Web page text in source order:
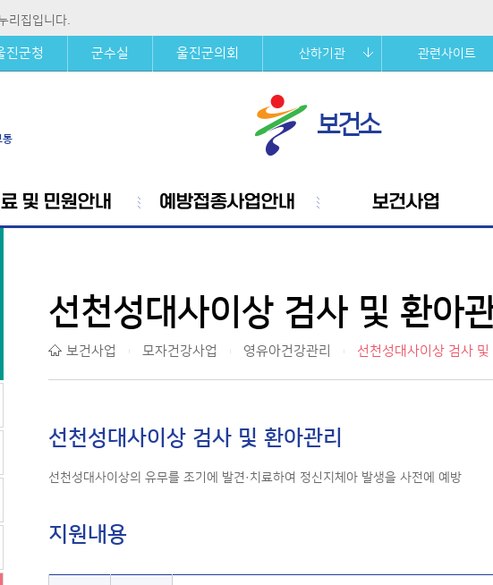
리집입니다.
진군청 군수실 울진군의회 산하기관 관련사이트
보건소
통
및 민원안내 예방접종사업안내 보건사업
선천성대사이상 검사 및 환아
보건사업 모자건강사업 영유아건강관리 선천성대사이상 검사 및
선천성대사이상 검사 및 환아관리
선천성대사이상의 유무를 조기에 발견·치료하여 정신지체아 발생을 사전에 예방
지원내용